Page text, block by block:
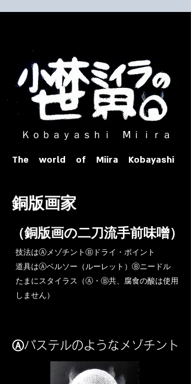
ｏｂａｙａｓｈｉ Ⅿｉｉｒａ​
The world of Miira Kobayashi
​銅版画家
​（銅版画の二刀流手前味噌）
​技法はⒶメゾチントⒷドライ・ポイント
道具はⒶベルソー（ルーレット）Ⓑニードル
​たまにスタイラス（Ⓐ・Ⓑ共、腐食の酸は使用
しません）
Ⓐパステルのようなメゾチント